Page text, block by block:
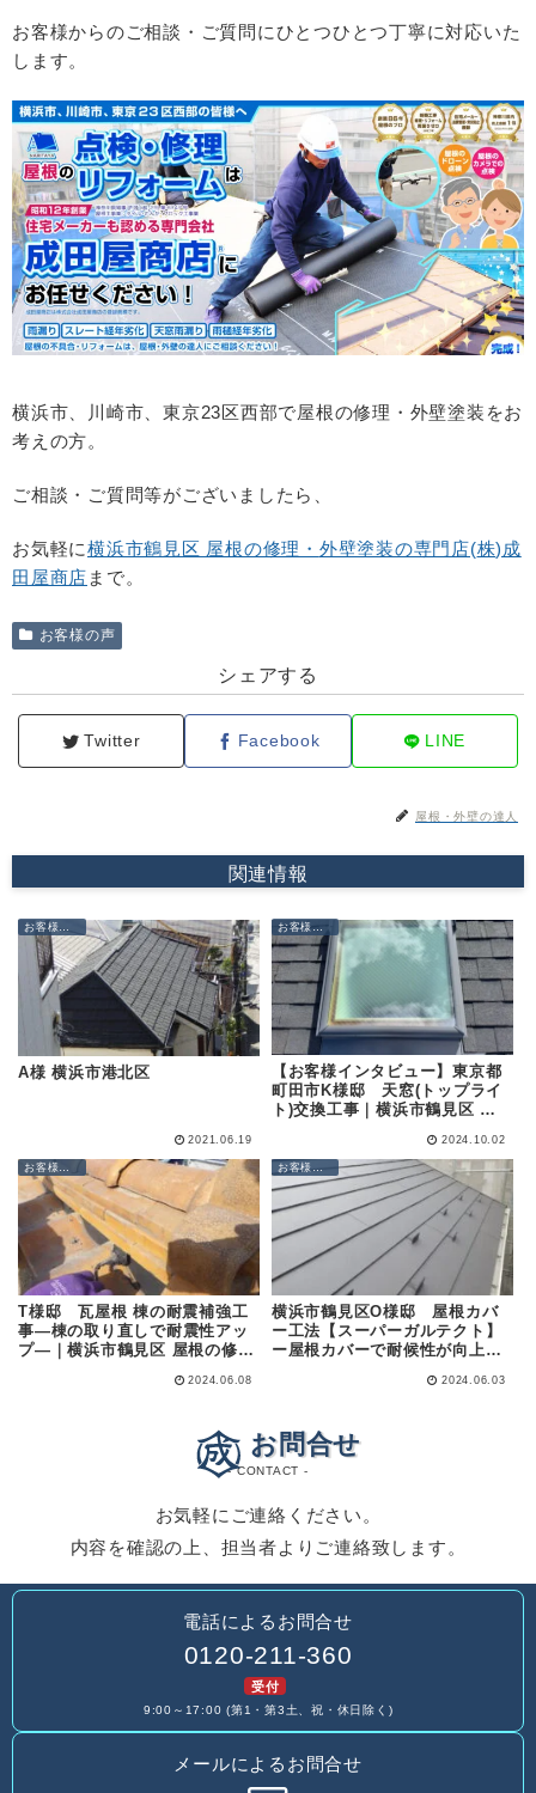
お客様からのご相談・ご質問にひとつひとつ丁寧に対応いた
します。
横浜市、川崎市、東京23区西部で屋根の修理・外壁塗装をお
考えの方。
ご相談・ご質問等がございましたら、
お気軽に横浜市鶴見区 屋根の修理・ 外壁塗装の専門店(株) 成
田屋商店 まで。
お客様の声
シェアする
Twitter Facebook LINE
屋根・外壁の達人
関連情報
お客様の声
A様 横浜市港北区
2021.06.19
お客様の声
【お客様インタビュー】東京都
町田市K様邸 天窓(トップライ
ト)交換工事｜横浜市鶴見区 天
専門店 (株)成田屋商店 2024.10.02
T様邸 瓦屋根 棟の耐震補強工
事―棟の取り直しで耐震性アッ
プ―｜横浜市鶴見区 屋根の修
2024.06.08
横浜市鶴見区O様邸 屋根カバ
ー工法【スーパーガルテクト】
ー屋根カバーで耐候性が向上ー
ム・外壁塗装の専門店 (株)成田
2024.06.03
お問合せ
- CONTACT -
お気軽にご連絡ください。
内容を確認の上、担当者よりご連絡致します。
電話によるお問合せ
0120-211-360
受付
9:00～17:00 (第1・第3土、祝・休日除く)
メールによるお問合せ